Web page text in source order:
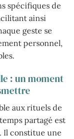
spécifiques de
ainsi
geste se
personnel,
: un moment
aux rituels de
partagé est
Il constitue une